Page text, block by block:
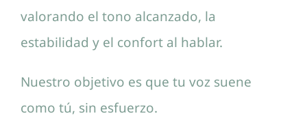
valorando el tono alcanzado, la
estabilidad y el confort al hablar.
Nuestro objetivo es que tu voz suene
como tú, sin esfuerzo.